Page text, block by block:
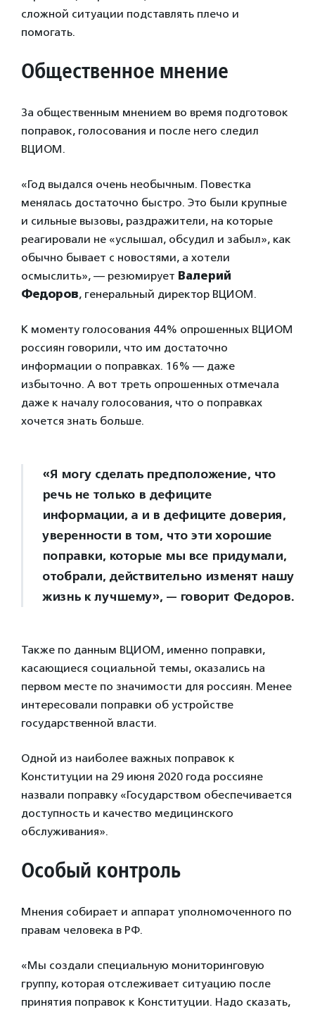
сложной ситуации подставлять плечо и
помогать.
Общественное мнение
За общественным мнением во время подготовок
поправок, голосования и после него следил
ВЦИОМ.
«Год выдался очень необычным. Повестка
менялась достаточно быстро. Это были крупные
и сильные вызовы, раздражители, на которые
реагировали не «услышал, обсудил и забыл», как
обычно бывает с новостями, а хотели
осмыслить», — резюмирует Валерий
Федоров, генеральный директор ВЦИОМ.
К моменту голосования 44% опрошенных ВЦИОМ
россиян говорили, что им достаточно
информации о поправках. 16% — даже
избыточно. А вот треть опрошенных отмечала
даже к началу голосования, что о поправках
хочется знать больше.
«Я могу сделать предположение, что
речь не только в дефиците
информации, а и в дефиците доверия,
уверенности в том, что эти хорошие
поправки, которые мы все придумали,
отобрали, действительно изменят нашу
жизнь к лучшему», — говорит Федоров.
Также по данным ВЦИОМ, именно поправки,
касающиеся социальной темы, оказались на
первом месте по значимости для россиян. Менее
интересовали поправки об устройстве
государственной власти.
Одной из наиболее важных поправок к
Конституции на 29 июня 2020 года россияне
назвали поправку «Государством обеспечивается
доступность и качество медицинского
обслуживания».
Особый контроль
Мнения собирает и аппарат уполномоченного по
правам человека в РФ.
«Мы создали специальную мониторинговую
группу, которая отслеживает ситуацию после
принятия поправок к Конституции. Надо сказать,